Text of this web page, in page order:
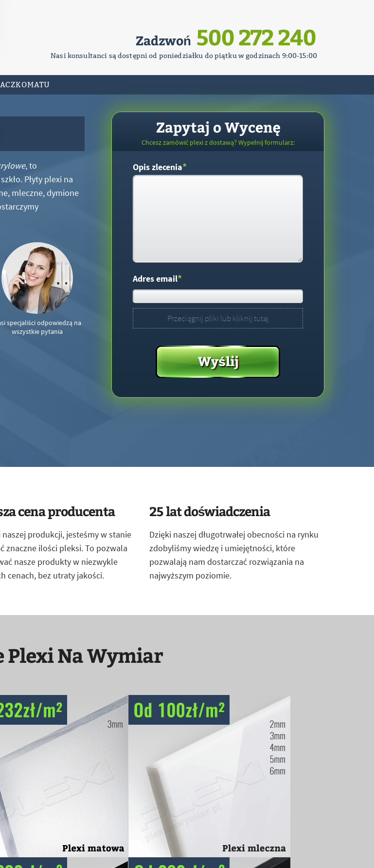
Zadzwoń 500 272 240
Nasi konsultanci są dostępni od poniedziałku do piątku w godzinach 9:00-15:00
, to
Płyty plexi na
mleczne, dymione
specjaliści odpowiedzą na
wszystkie pytania
Zapytaj o Wycenę
Chcesz zamówić plexi z dostawą? Wypełnij formularz:
Opis zlecenia*
Adres email*
Przeciągnij pliki lub kliknij tutaj
cena producenta
naszej produkcji, jesteśmy w stanie
znaczne ilości pleksi. To pozwala
nasze produkty w niezwykle
cenach, bez utraty jakości.
25 lat doświadczenia
Dzięki naszej długotrwałej obecności na rynku
zdobyliśmy wiedzę i umiejętności, które
pozwalają nam dostarczać rozwiązania na
najwyższym poziomie.
Plexi Na Wymiar